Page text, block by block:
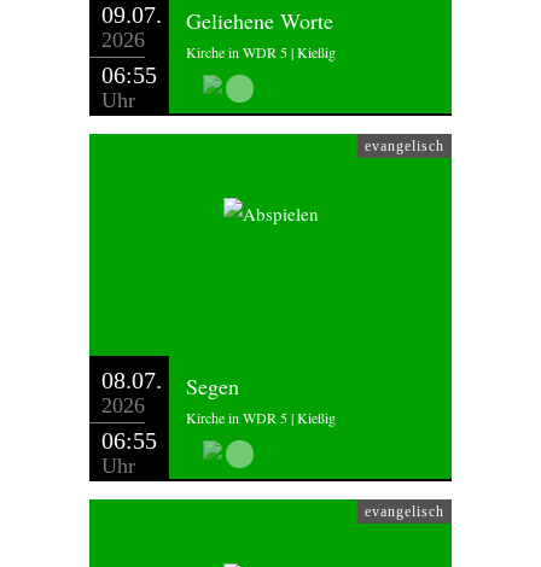
09.07.
2026
06:55
Uhr
Geliehene Worte
Kirche in WDR 5 | Kießig
evangelisch
08.07.
2026
06:55
Uhr
Segen
Kirche in WDR 5 | Kießig
evangelisch